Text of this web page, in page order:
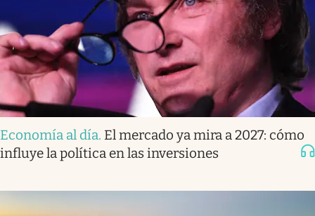
Economía al día. El mercado ya mira a 2027: cómo
influye la política en las inversiones